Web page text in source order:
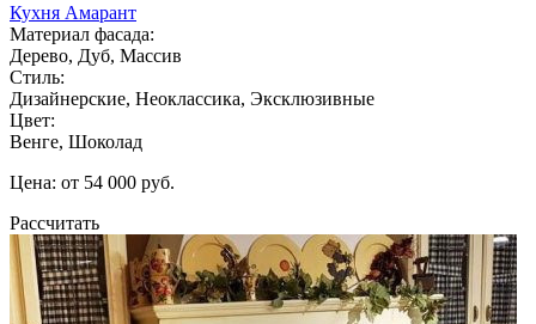
Кухня Амарант
Материал фасада:
Дерево, Дуб, Массив
Стиль:
Дизайнерские, Неоклассика, Эксклюзивные
Цвет:
Венге, Шоколад
Цена: от 54 000 руб.
Рассчитать